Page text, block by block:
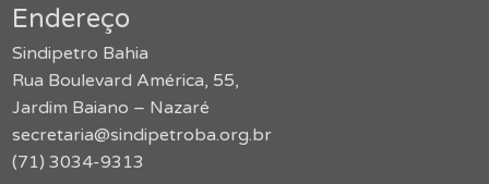
Endereço
Sindipetro Bahia
Rua Boulevard América, 55,
Jardim Baiano – Nazaré
secretaria@sindipetroba.org.br
(71) 3034-9313